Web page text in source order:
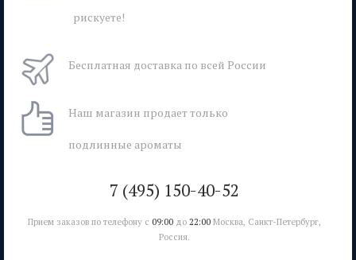
рискуете!
Бесплатная доставка по всей России
Наш магазин продает только
подлинные ароматы
7 (495) 150-40-52
Прием заказов по телефону с 09:00до 22:00Москва, Санкт-Петербург,
Россия.